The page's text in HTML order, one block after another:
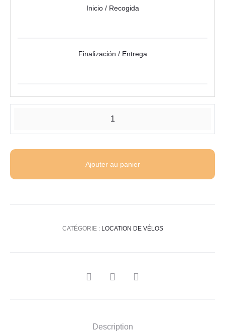
Inicio / Recogida
Finalización / Entrega
Ajouter au panier
CATÉGORIE : LOCATION DE VÉLOS
SHARE
Description